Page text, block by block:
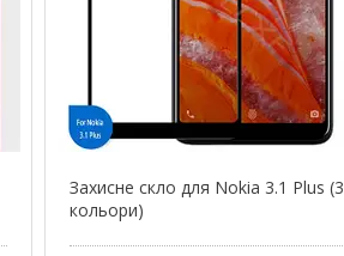
Захисне скло для Nokia 3.1 Plus (3
кольори)